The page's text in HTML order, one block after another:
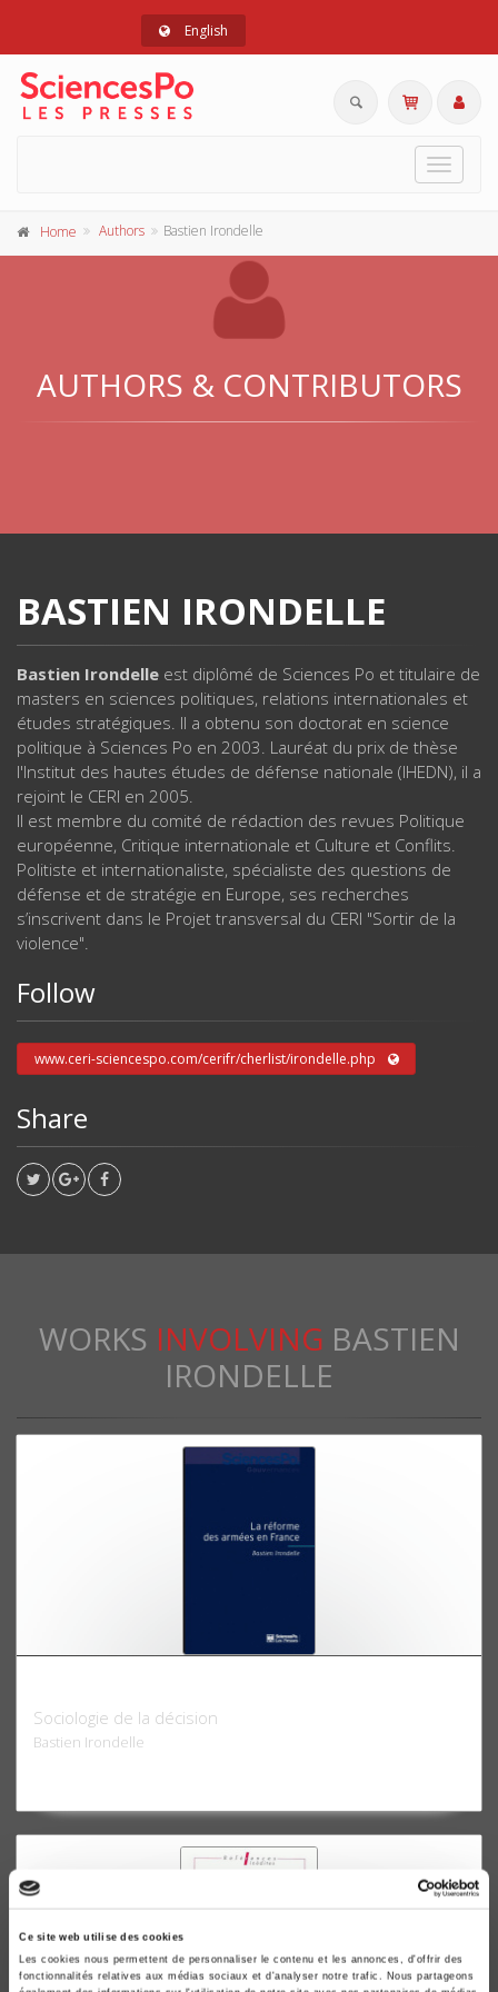
Ce site web utilise des cookies
Les cookies nous permettent de personnaliser le contenu et les annonces, d'offrir des
fonctionnalités relatives aux médias sociaux et d'analyser notre trafic. Nous partageons
English
Toggle
Home Authors Bastien Irondelle
AUTHORS & CONTRIBUTORS
BASTIEN IRONDELLE
Bastien Irondelle est diplômé de Sciences Po et titulaire de
masters en sciences politiques, relations internationales et
études stratégiques. Il a obtenu son doctorat en science
politique à Sciences Po en 2003. Lauréat du prix de thèse
l'Institut des hautes études de défense nationale (IHEDN), il a
rejoint le CERI en 2005.
Il est membre du comité de rédaction des revues Politique
européenne, Critique internationale et Culture et Conflits.
Politiste et internationaliste, spécialiste des questions de
défense et de stratégie en Europe, ses recherches
s’inscrivent dans le Projet transversal du CERI "Sortir de la
violence".
Follow
www.ceri-sciencespo.com/cerifr/cherlist/irondelle.php
Share
WORKS INVOLVING BASTIEN
IRONDELLE
Sociologie de la décision
Bastien Irondelle